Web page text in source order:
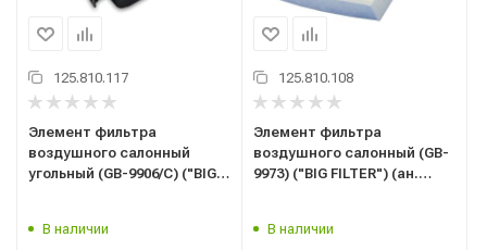
125.810.117
Элемент фильтра
воздушного салонный
угольный (GB-9906/C) ("BIG
NISSAN
В наличии
125.810.108
Элемент фильтра
воздушного салонный (GB-
9973) ("BIG FILTER") (ан.
В наличии